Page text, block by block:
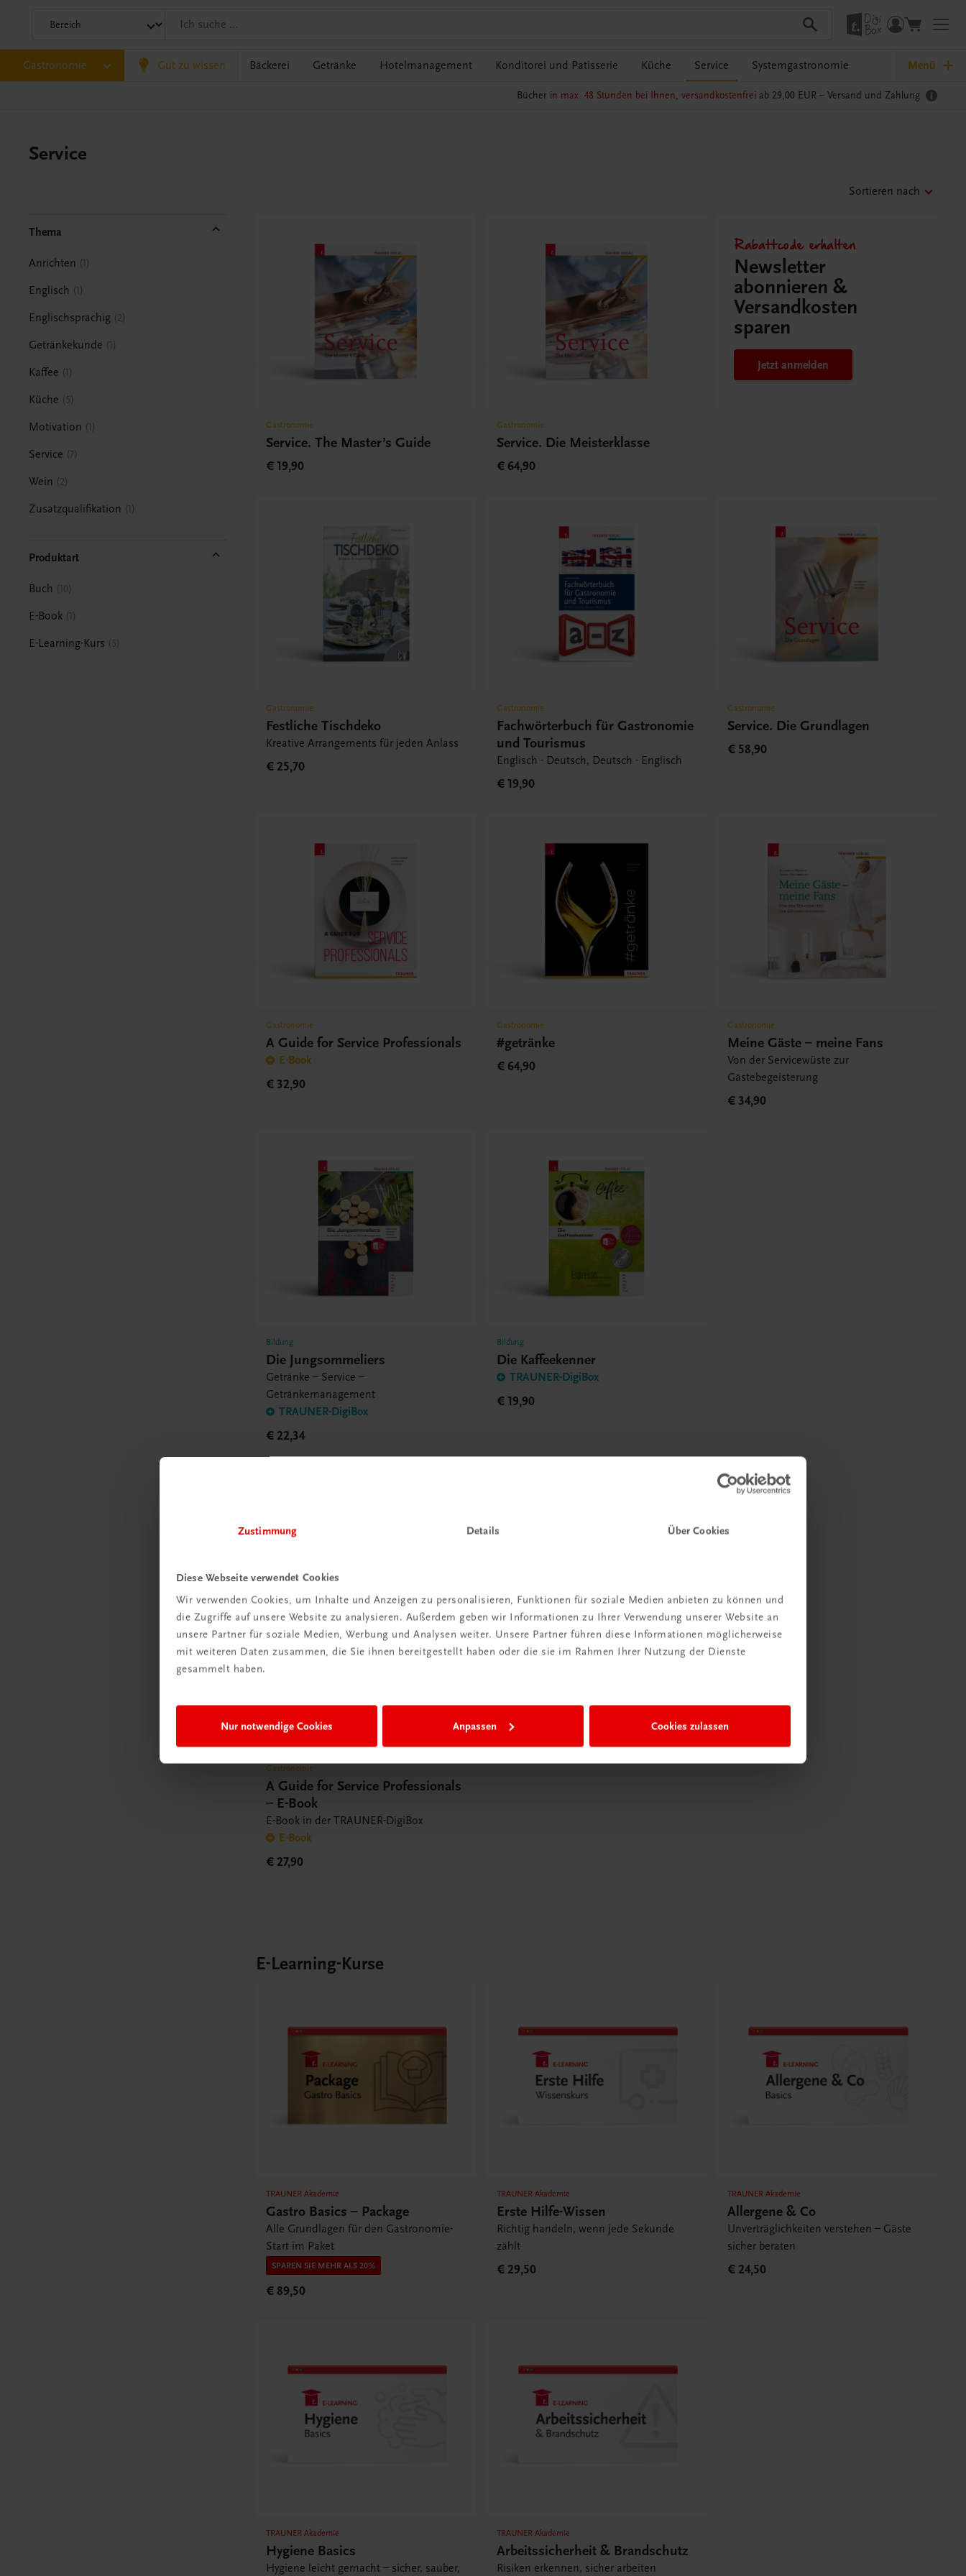
Zustimmung Details Über Cookies
Diese Webseite verwendet Cookies
Wir verwenden Cookies, um Inhalte und Anzeigen zu personalisieren, Funktionen für soziale Medien anbieten zu können und
die Zugriffe auf unsere Website zu analysieren. Außerdem geben wir Informationen zu Ihrer Verwendung unserer Website an
unsere Partner für soziale Medien, Werbung und Analysen weiter. Unsere Partner führen diese Informationen möglicherweise
mit weiteren Daten zusammen, die Sie ihnen bereitgestellt haben oder die sie im Rahmen Ihrer Nutzung der Dienste
gesammelt haben.
Nur notwendige Cookies Anpassen Cookies zulassen
Gastronomie Gut zu wissen Bäckerei Getränke Hotelmanagement Konditorei und Patisserie Küche Service Systemgastronomie Menü
Bücher in max. 48 Stunden bei Ihnen, versandkostenfrei ab 29,00 EUR – Versand und Zahlung
Service
Sortieren nach
Thema
Anrichten 1
Englisch 1
Englischsprachig 2
Getränkekunde 1
Kaffee 1
Küche 5
Motivation 1
Service 7
Wein 2
Zusatzqualifikation 1
Produktart
Buch 10
E-Book 1
E-Learning-Kurs 5
Gastronomie
Service. The Master’s Guide
€ 19,90
Gastronomie
Service. Die Meisterklasse
€ 64,90
Rabattcode erhalten
Newsletter
abonnieren &
Versandkosten
sparen
Jetzt anmelden
Gastronomie
Festliche Tischdeko
Kreative Arrangements für jeden Anlass
€ 25,70
Gastronomie
Fachwörterbuch für Gastronomie
und Tourismus
Englisch - Deutsch, Deutsch - Englisch
€ 19,90
Gastronomie
Service. Die Grundlagen
€ 58,90
Gastronomie
A Guide for Service Professionals
E-Book
€ 32,90
Gastronomie
#getränke
€ 64,90
Gastronomie
Meine Gäste – meine Fans
Von der Servicewüste zur
Gästebegeisterung
€ 34,90
Bildung
Die Jungsommeliers
Getränke – Service –
Getränkemanagement
TRAUNER-DigiBox
€ 22,34
Bildung
Die Kaffeekenner
TRAUNER-DigiBox
€ 19,90
E-Books
Gastronomie
A Guide for Service Professionals
– E-Book
E-Book in der TRAUNER-DigiBox
E-Book
€ 27,90
E-Learning-Kurse
TRAUNER Akademie
Gastro Basics – Package
Alle Grundlagen für den Gastronomie-
Start im Paket
SPAREN SIE MEHR ALS 20%
€ 89,50
TRAUNER Akademie
Erste Hilfe-Wissen
Richtig handeln, wenn jede Sekunde
zählt
€ 29,50
TRAUNER Akademie
Allergene & Co
Unverträglichkeiten verstehen – Gäste
sicher beraten
€ 24,50
TRAUNER Akademie
Hygiene Basics
Hygiene leicht gemacht – sicher, sauber,
TRAUNER Akademie
Arbeitssicherheit & Brandschutz
Risiken erkennen, sicher arbeiten